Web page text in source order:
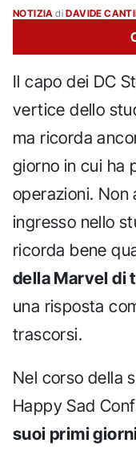
NOTIZIA di DAVIDE
Il capo dei DC
vertice dello
ma ricorda
giorno in cui ha
operazioni.
ingresso nello
ricorda bene
della Marvel di
una risposta
trascorsi.
Nel corso della
Happy Sad
suoi primi